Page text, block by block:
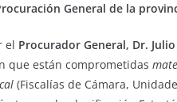
General de la
el Procurador General, Dr.
que están comprometidas
(Fiscalías de Cámara,